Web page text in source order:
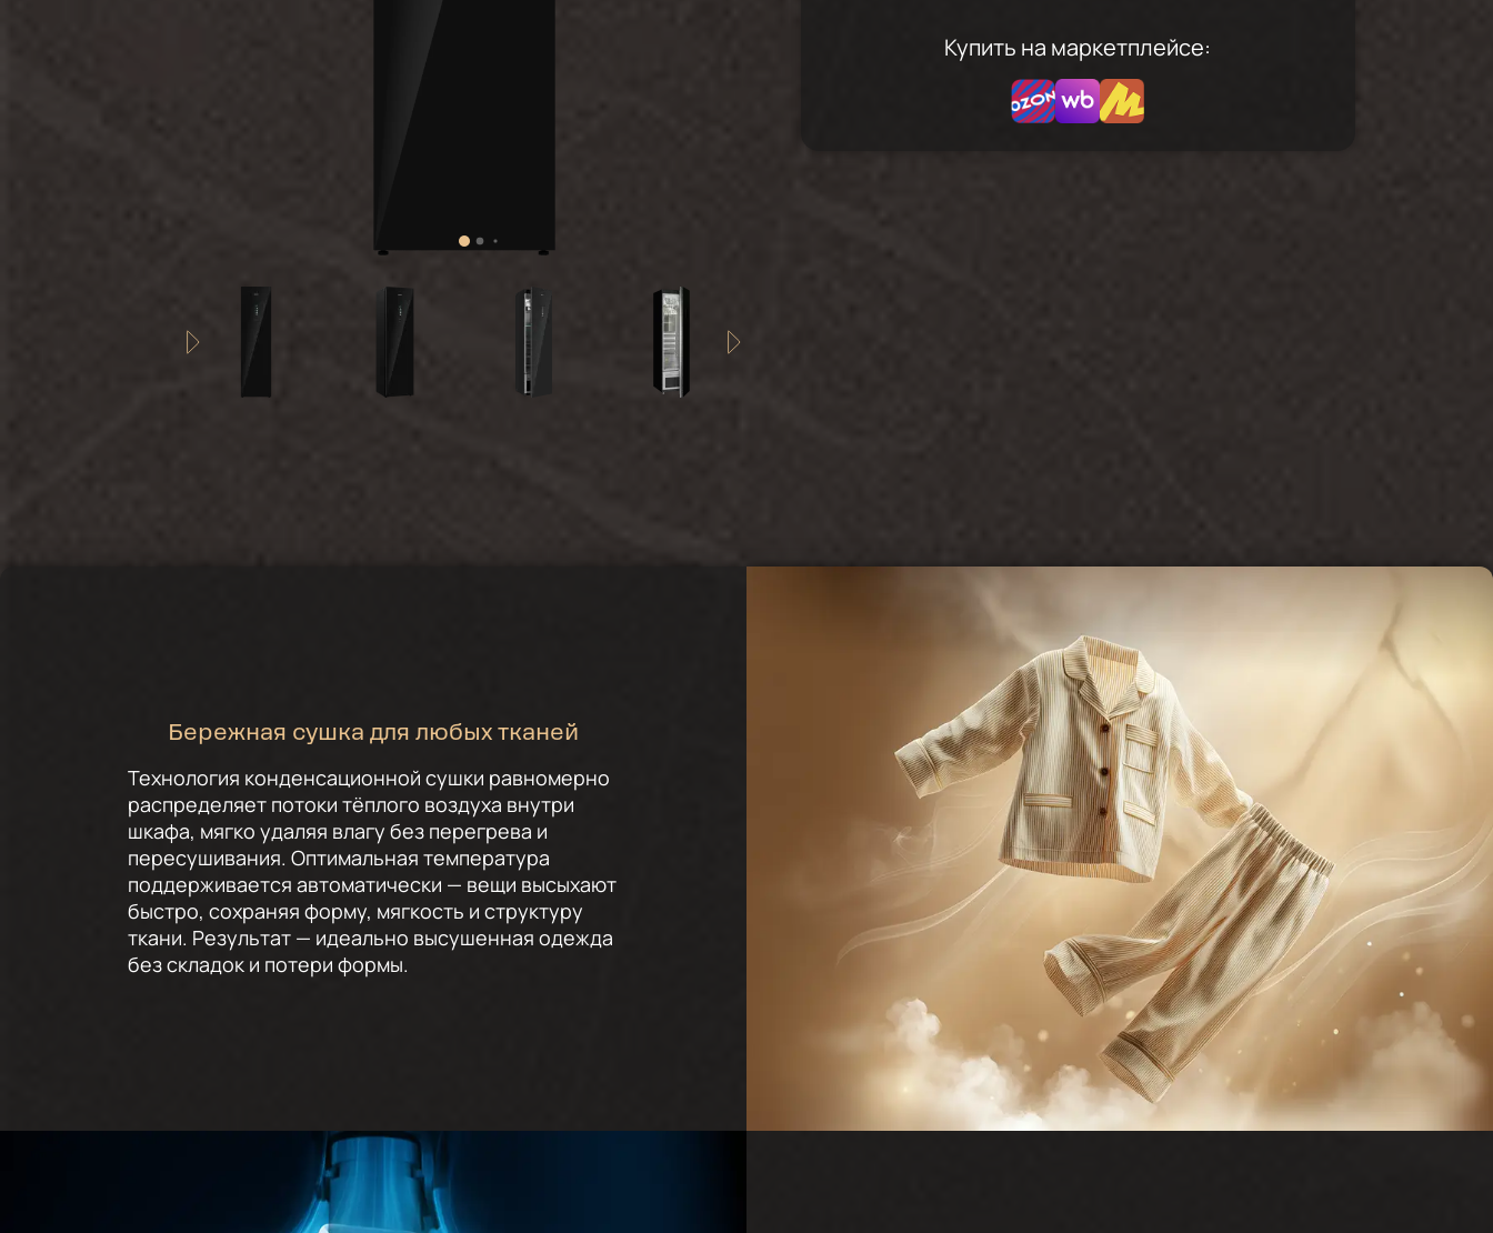
Купить на маркетплейсе:
Бережная сушка для любых тканей
Технология конденсационной сушки равномерно
распределяет потоки тёплого воздуха внутри
шкафа, мягко удаляя влагу без перегрева и
пересушивания. Оптимальная температура
поддерживается автоматически — вещи высыхают
быстро, сохраняя форму, мягкость и структуру
ткани. Результат — идеально высушенная одежда
без складок и потери формы.